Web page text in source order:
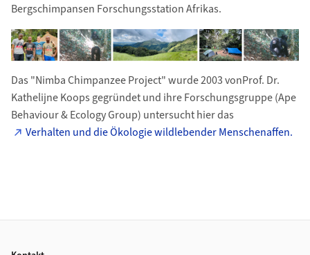
Bergschimpansen Forschungsstation Afrikas.
Das "Nimba Chimpanzee Project" wurde 2003 vonProf. Dr.
Kathelijne Koops gegründet und ihre Forschungsgruppe (Ape
Behaviour & Ecology Group) untersucht hier das
Verhalten und die Ökologie wildlebender Menschenaffen.